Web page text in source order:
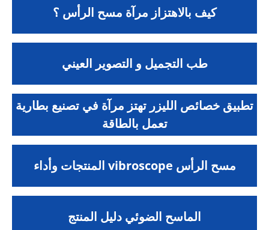
كيف بالاهتزاز مرآة مسح الرأس ؟
طب التجميل و التصوير العيني
تطبيق خصائص الليزر تهتز مرآة في تصنيع بطارية
تعمل بالطاقة
المنتجات وأداء vibroscope مسح الرأس
الماسح الضوئي دليل المنتج